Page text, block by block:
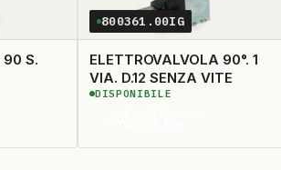
800361.00IG
ELETTROVALVOLA 90°. 1
VIA. D.12 SENZA VITE
DISPONIBILE